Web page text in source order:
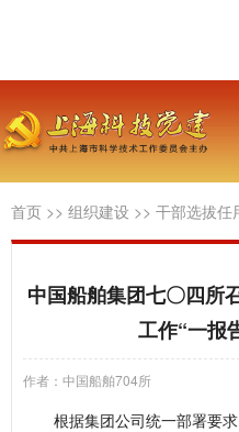
首页 >> 组织建设 >> 干部选拔任
中国船舶集团七〇四所
工作“一报
作者：中国船舶704所
根据集团公司统一部署要求